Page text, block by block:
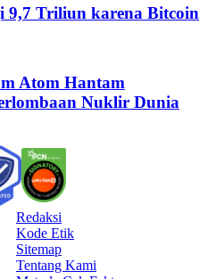
9,7 Triliun karena Bitcoin
Atom Hantam
Nuklir Dunia
Redaksi
Kode Etik
Sitemap
Tentang Kami